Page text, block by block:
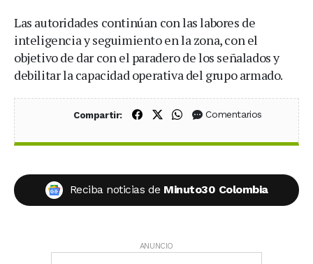
Las autoridades continúan con las labores de
inteligencia y seguimiento en la zona, con el
objetivo de dar con el paradero de los señalados y
debilitar la capacidad operativa del grupo armado.
Compartir: Compartir en Facebook
Compartir en X (Twitter)
Compartir en WhatsApp
Comentarios
Reciba noticias de Minuto30 Colombia
ANUNCIO